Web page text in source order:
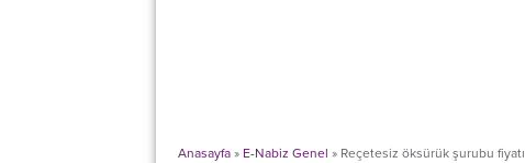
Anasayfa » E-Nabiz Genel » Reçetesiz öksürük şurubu fiyatı